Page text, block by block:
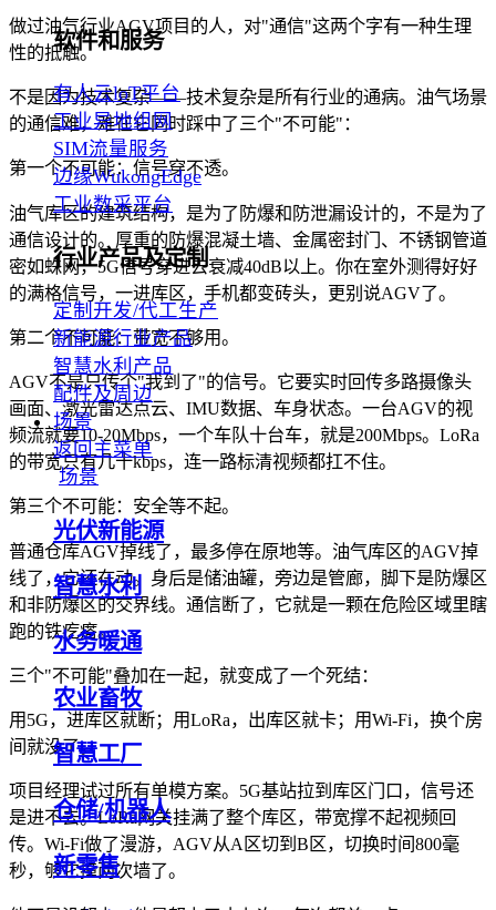
软件和服务
有人云loT平台
工业异地组网
SIM流量服务
边缘WukongEdge
工业数采平台
行业产品及定制
定制开发/代工生产
新能源行业产品
智慧水利产品
配件及周边
场景
返回主菜单
场景
光伏新能源
智慧水利
水务暖通
农业畜牧
智慧工厂
仓储/机器人
新零售
做过油气行业AGV项目的人，对"通信"这两个字有一种生理
性的抵触。
不是因为技术复杂——技术复杂是所有行业的通病。油气场景
的通信难，难在它同时踩中了三个"不可能"：
第一个不可能：信号穿不透。
油气库区的建筑结构，是为了防爆和防泄漏设计的，不是为了
通信设计的。厚重的防爆混凝土墙、金属密封门、不锈钢管道
密如蛛网，5G信号穿进去衰减40dB以上。你在室外测得好好
的满格信号，一进库区，手机都变砖头，更别说AGV了。
第二个不可能：带宽不够用。
AGV不是只传个"我到了"的信号。它要实时回传多路摄像头
画面、激光雷达点云、IMU数据、车身状态。一台AGV的视
频流就要10-20Mbps，一个车队十台车，就是200Mbps。LoRa
的带宽只有几十kbps，连一路标清视频都扛不住。
第三个不可能：安全等不起。
普通仓库AGV掉线了，最多停在原地等。油气库区的AGV掉
线了，它还在动。身后是储油罐，旁边是管廊，脚下是防爆区
和非防爆区的交界线。通信断了，它就是一颗在危险区域里瞎
跑的铁疙瘩。
三个"不可能"叠加在一起，就变成了一个死结：
用5G，进库区就断；用LoRa，出库区就卡；用Wi-Fi，换个房
间就没了。
项目经理试过所有单模方案。5G基站拉到库区门口，信号还
是进不去。LoRa网关挂满了整个库区，带宽撑不起视频回
传。Wi-Fi做了漫游，AGV从A区切到B区，切换时间800毫
秒，够它撞两次墙了。